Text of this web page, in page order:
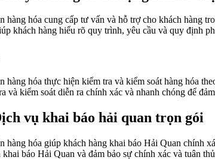
hàng hóa cung cấp tư vấn và hỗ trợ cho khách hàng
khách hàng hiểu rõ quy trình, yêu cầu và quy định
hàng hóa thực hiện kiểm tra và kiểm soát hàng hóa
và kiểm soát diễn ra chính xác và nhanh chóng để
hàng hóa giúp khách hàng khai báo Hải Quan chính
báo Hải Quan và đảm bảo sự chính xác và tuân